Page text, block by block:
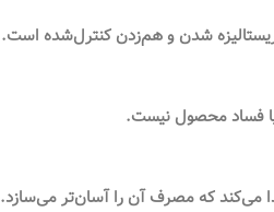
شدن و هم‌زدن کنترل‌شده است.
فساد محصول نیست.
می‌کند که مصرف آن را آسان‌تر می‌سازد.